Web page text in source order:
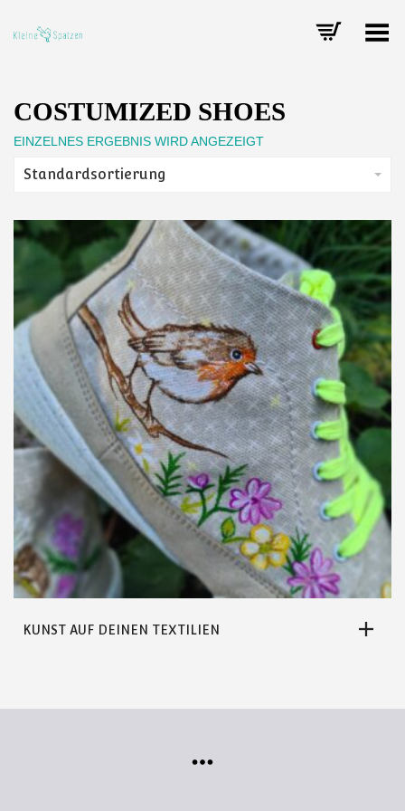
Toggle Menu
COSTUMIZED SHOES
EINZELNES ERGEBNIS WIRD ANGEZEIGT
Standardsortierung
KUNST AUF DEINEN TEXTILIEN